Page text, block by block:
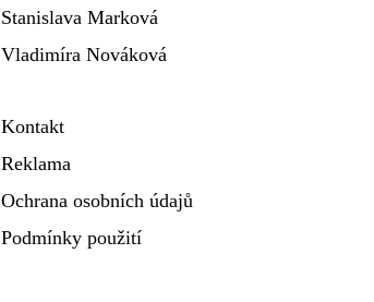
Stanislava Marková
Vladimíra Nováková
Kontakt
Reklama
Ochrana osobních údajů
Podmínky použití